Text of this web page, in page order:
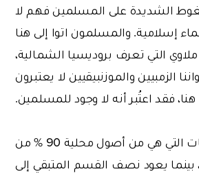
الشديدة على المسلمين فهم لا
إسلامية. والمسلمون اتوا إلى هنا
1963 من ملاوي التي تعرف بروديسيا الشمالية،
الزمبيين والموزنبيقيين لا يعتبرون
فقد اعتُبر أنه لا وجود للمسلمين.
وتشكل المجموعات التي هي من أصول محلية 90 % من
يعود نصف القسم المتبقي إلى